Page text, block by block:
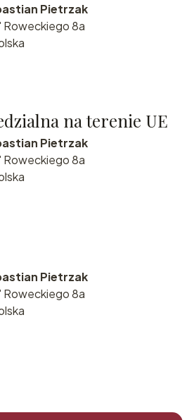
Pietrzak
8a
na terenie UE
Pietrzak
8a
Pietrzak
8a